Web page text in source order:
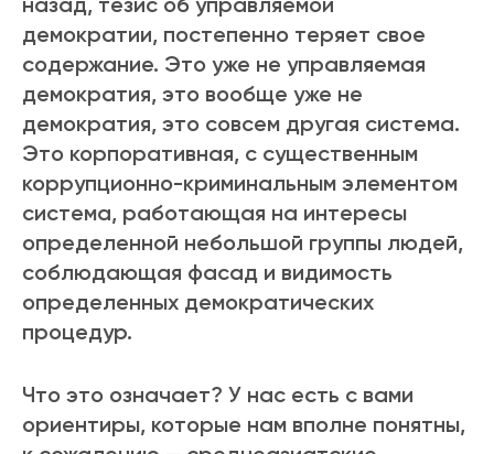
демократии, постепенно теряет свое
содержание. Это уже не управляемая
демократия, это вообще уже не
демократия, это совсем другая система.
Это корпоративная, с существенным
коррупционно-криминальным элементом
система, работающая на интересы
определенной небольшой группы людей,
соблюдающая фасад и видимость
определенных демократических
процедур.
Что это означает? У нас есть с вами
ориентиры, которые нам вполне понятны,